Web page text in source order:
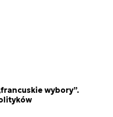
wybory”.